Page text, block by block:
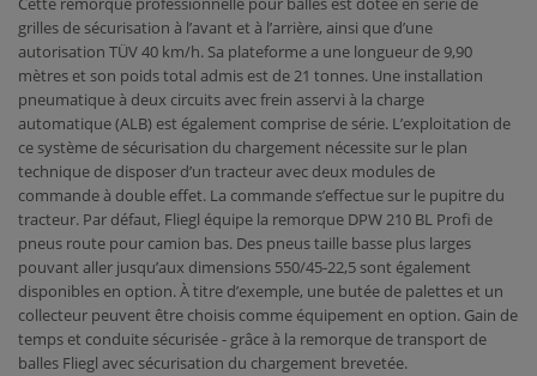
grilles de sécurisation à l’avant et à l’arrière, ainsi que d’une
autorisation TÜV 40 km/h. Sa plateforme a une longueur de 9,90
mètres et son poids total admis est de 21 tonnes. Une installation
pneumatique à deux circuits avec frein asservi à la charge
automatique (ALB) est également comprise de série. L’exploitation de
ce système de sécurisation du chargement nécessite sur le plan
technique de disposer d’un tracteur avec deux modules de
commande à double effet. La commande s’effectue sur le pupitre du
tracteur. Par défaut, Fliegl équipe la remorque DPW 210 BL Profi de
pneus route pour camion bas. Des pneus taille basse plus larges
pouvant aller jusqu’aux dimensions 550/45-22,5 sont également
disponibles en option. À titre d’exemple, une butée de palettes et un
collecteur peuvent être choisis comme équipement en option. Gain de
temps et conduite sécurisée - grâce à la remorque de transport de
balles Fliegl avec sécurisation du chargement brevetée.